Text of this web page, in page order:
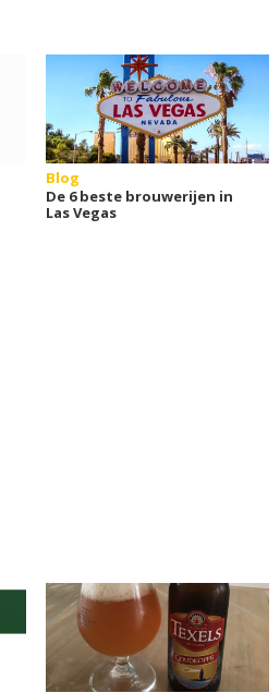
Blog
De 6 beste brouwerijen in
Las Vegas